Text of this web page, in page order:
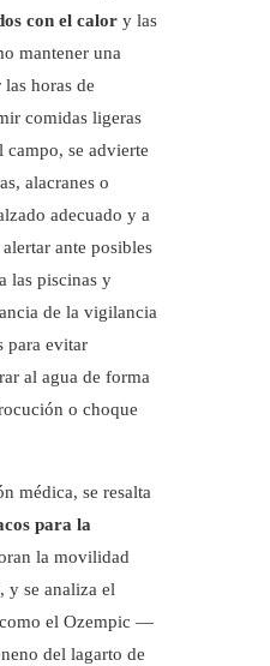
con el calor y las
mantener una
horas de
comidas ligeras
campo, se advierte
alacranes o
adecuado y a
ante posibles
las piscinas y
de la vigilancia
para evitar
al agua de forma
o choque
médica, se resalta
para la
la movilidad
y se analiza el
el Ozempic —
del lagarto de